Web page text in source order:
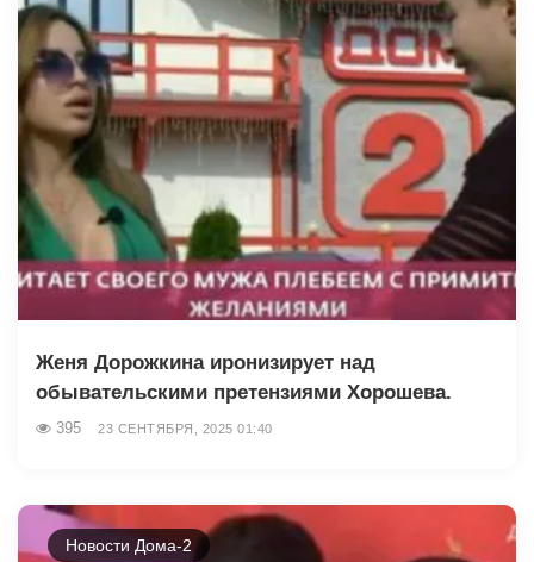
Женя Дорожкина иронизирует над
обывательскими претензиями Хорошева.
395 23 СЕНТЯБРЯ, 2025 01:40
Новости Дома-2